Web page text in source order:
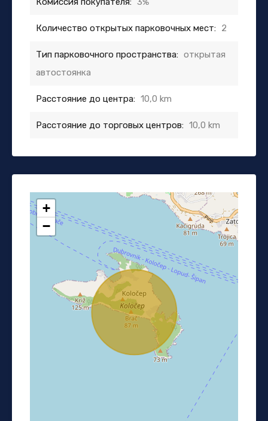
Количество открытых парковочных мест: 2
Тип парковочного пространства: открытая
автостоянка
Расстояние до центра: 10,0 km
Расстояние до торговых центров: 10,0 km
+
−